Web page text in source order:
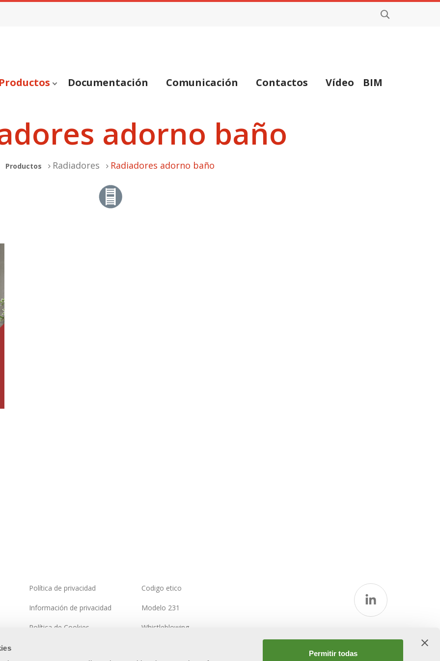
Permitir todas
Documentación Comunicación Contactos Vídeo BIM
adorno baño
Productos Radiadores Radiadores adorno baño
Política de privacidad
Información de privacidad
Política de Cookies
Codigo etico
Modelo 231
Whistleblowing